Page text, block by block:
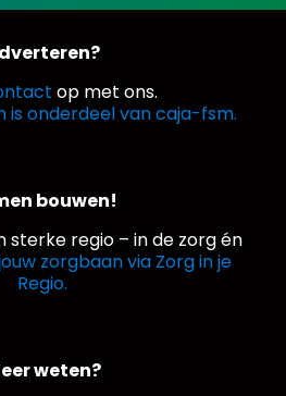
op met ons.
is onderdeel van caja-fsm.
bouwen!
sterke regio – in de zorg én
zorgbaan via Zorg in je
Regio.
weten?